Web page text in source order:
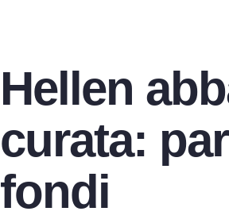
Hellen
curata:
fondi